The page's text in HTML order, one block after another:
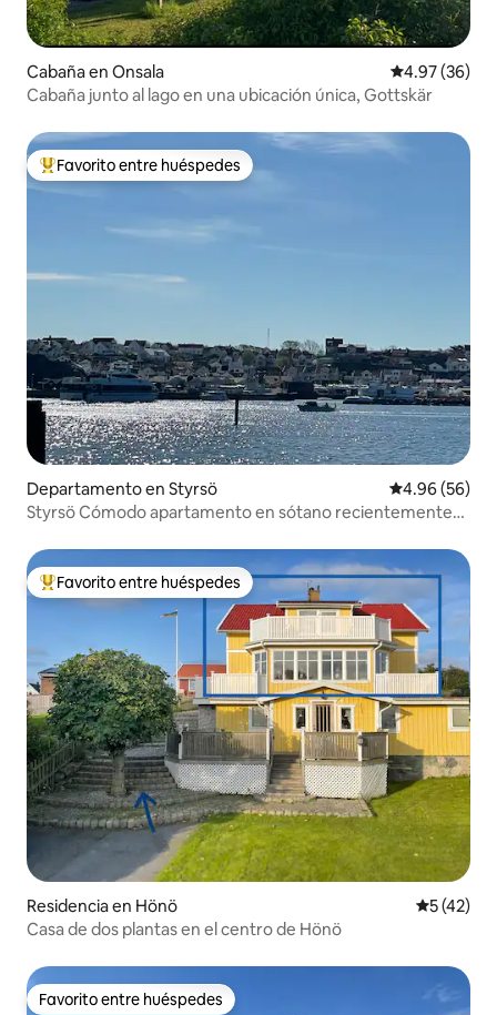
Cabaña en Onsala Calificación
4.97 (36)
Cabaña junto al lago en una ubicación única, Gottskär
De los mejores en Favorito entre huéspedes
Favorito entre huéspedes
Departamento en Styrsö Calificación
4.96 (56)
Styrsö Cómodo apartamento en sótano recientemente
De los mejores en Favorito entre huéspedes
Favorito entre huéspedes
Residencia en Hönö
5 (42)
Casa de dos plantas en el centro de Hönö
Favorito entre huéspedes
Favorito entre huéspedes